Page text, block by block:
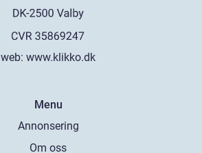
web: www.klikko.dk
Menu
Annonsering
Om oss